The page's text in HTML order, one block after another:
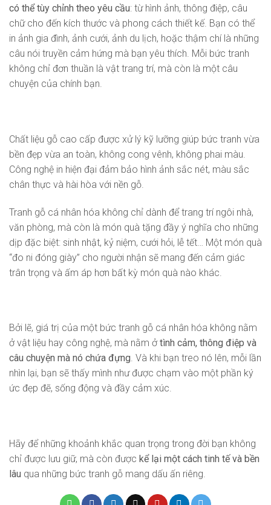
có thể tùy chỉnh theo yêu cầu: từ hình ảnh, thông điệp, câu
chữ cho đến kích thước và phong cách thiết kế. Bạn có thể
in ảnh gia đình, ảnh cưới, ảnh du lịch, hoặc thậm chí là những
câu nói truyền cảm hứng mà bạn yêu thích. Mỗi bức tranh
không chỉ đơn thuần là vật trang trí, mà còn là một câu
chuyện của chính bạn.
Chất liệu gỗ cao cấp được xử lý kỹ lưỡng giúp bức tranh vừa
bền đẹp vừa an toàn, không cong vênh, không phai màu.
Công nghệ in hiện đại đảm bảo hình ảnh sắc nét, màu sắc
chân thực và hài hòa với nền gỗ.
Tranh gỗ cá nhân hóa không chỉ dành để trang trí ngôi nhà,
văn phòng, mà còn là món quà tặng đầy ý nghĩa cho những
dịp đặc biệt: sinh nhật, kỷ niệm, cưới hỏi, lễ tết… Một món quà
“đo ni đóng giày” cho người nhận sẽ mang đến cảm giác
trân trọng và ấm áp hơn bất kỳ món quà nào khác.
Bởi lẽ, giá trị của một bức tranh gỗ cá nhân hóa không nằm
ở vật liệu hay công nghệ, mà nằm ở tình cảm, thông điệp và
câu chuyện mà nó chứa đựng. Và khi bạn treo nó lên, mỗi lần
nhìn lại, bạn sẽ thấy mình như được chạm vào một phần ký
ức đẹp đẽ, sống động và đầy cảm xúc.
Hãy để những khoảnh khắc quan trọng trong đời bạn không
chỉ được lưu giữ, mà còn được kể lại một cách tinh tế và bền
lâu qua những bức tranh gỗ mang dấu ấn riêng.